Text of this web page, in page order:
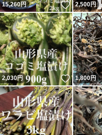
15,260円 いいね！
2,500円
2,030円 いいね！
1,800円